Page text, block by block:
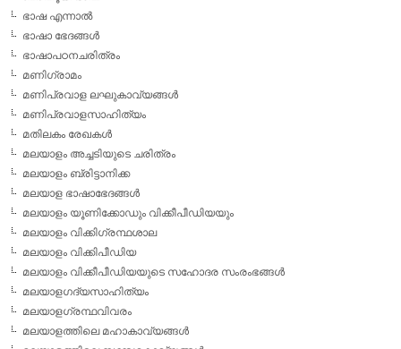
ഭാഷ എന്നാല്‍
ഭാഷാ ഭേദങ്ങള്‍
ഭാഷാപഠനചരിത്രം
മണിഗ്രാമം
മണിപ്രവാള ലഘുകാവ്യങ്ങള്‍
മണിപ്രവാളസാഹിത്യം
മതിലകം രേഖകള്‍
മലയാളം അച്ചടിയുടെ ചരിത്രം
മലയാളം ബ്രിട്ടാനിക്ക
മലയാള ഭാഷാഭേദങ്ങള്‍
മലയാളം യൂണിക്കോഡും വിക്കീപീഡിയയും
മലയാളം വിക്കിഗ്രന്ഥശാല
മലയാളം വിക്കിപീഡിയ
മലയാളം വിക്കീപീഡിയയുടെ സഹോദര സംരംഭങ്ങള്‍
മലയാളഗദ്യസാഹിത്യം
മലയാളഗ്രന്ഥവിവരം
മലയാളത്തിലെ മഹാകാവ്യങ്ങള്‍